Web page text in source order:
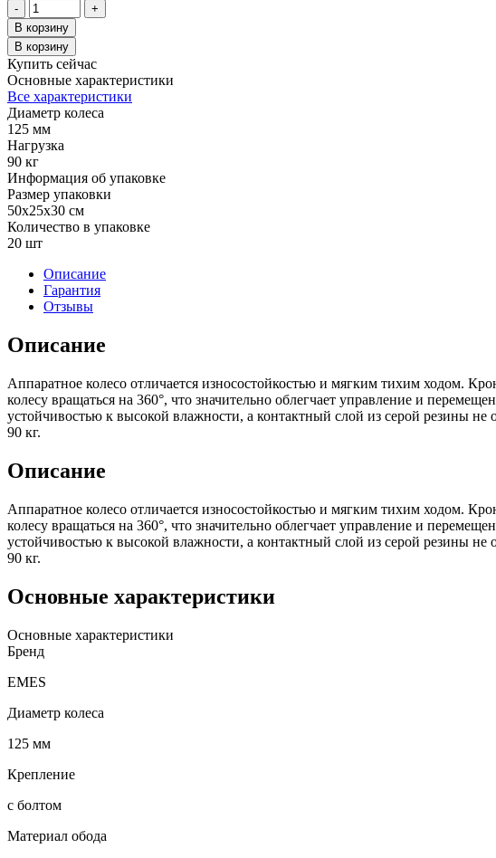
-
+
В корзину
В корзину
Купить сейчас
Основные характеристики
Все характеристики
Диаметр колеса
125 мм
Нагрузка
90 кг
Информация об упаковке
Размер упаковки
50x25x30 см
Количество в упаковке
20 шт
Описание
Гарантия
Отзывы
Описание
Аппаратное колесо отличается износостойкостью и мягким тихим ходом.
колесу вращаться на 360°, что значительно облегчает управление и
устойчивостью к высокой влажности, а контактный слой из серой резины не
90 кг.
Описание
Аппаратное колесо отличается износостойкостью и мягким тихим ходом.
колесу вращаться на 360°, что значительно облегчает управление и
устойчивостью к высокой влажности, а контактный слой из серой резины не
90 кг.
Основные характеристики
Основные характеристики
Бренд
EMES
Диаметр колеса
125 мм
Крепление
с болтом
Материал обода